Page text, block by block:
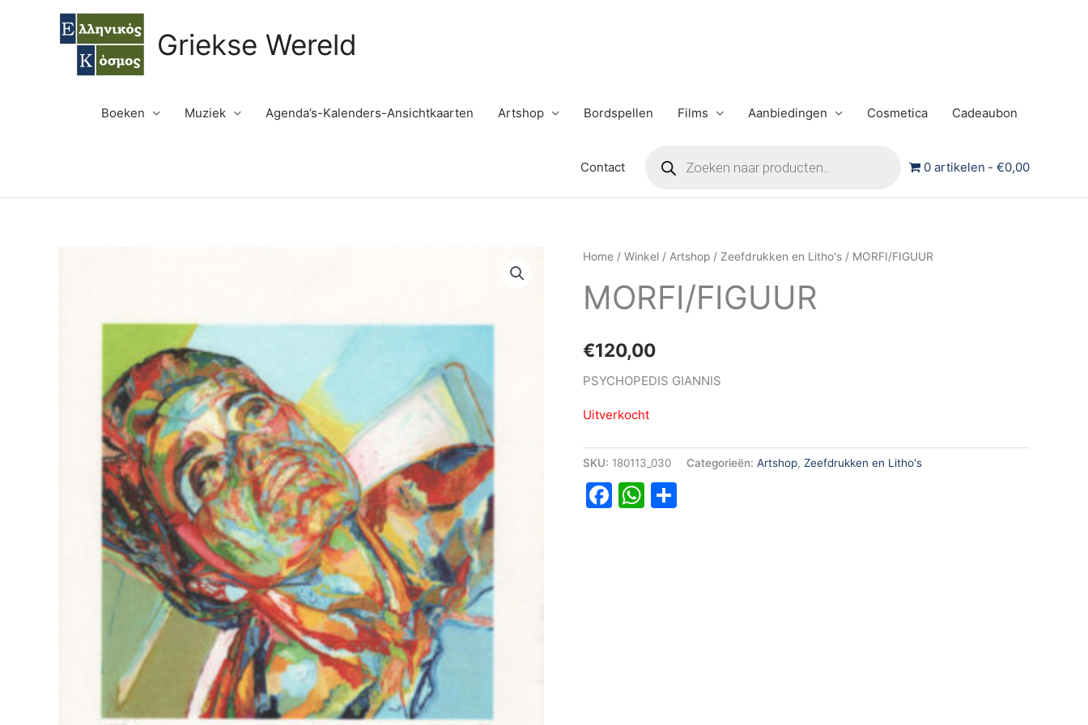
Griekse Wereld
Boeken Muziek Agenda’s-Kalenders-Ansichtkaarten Artshop Bordspellen Films Aanbiedingen Cosmetica Cadeaubon
Contact 0 artikelen €0,00
Home / Winkel / Artshop / Zeefdrukken en Litho's / MORFI/FIGUUR
MORFI/FIGUUR
€120,00
PSYCHOPEDIS GIANNIS
Uitverkocht
SKU: 180113_030 Categorieën: Artshop, Zeefdrukken en Litho's
Facebook
WhatsApp